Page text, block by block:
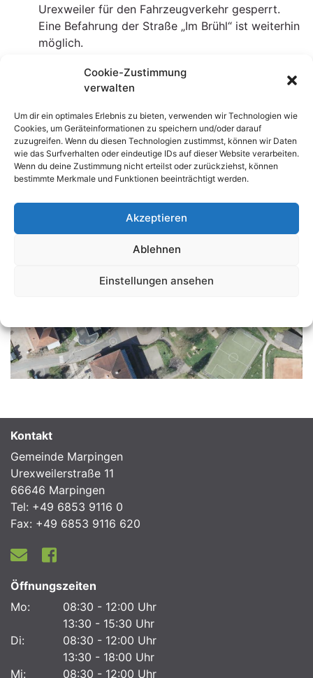
Cookie-Zustimmung
verwalten
Um dir ein optimales Erlebnis zu bieten, verwenden wir Technologien wie
Cookies, um Geräteinformationen zu speichern und/oder darauf
zuzugreifen. Wenn du diesen Technologien zustimmst, können wir Daten
wie das Surfverhalten oder eindeutige IDs auf dieser Website verarbeiten.
Wenn du deine Zustimmung nicht erteilst oder zurückziehst, können
bestimmte Merkmale und Funktionen beeinträchtigt werden.
Akzeptieren
Ablehnen
Einstellungen ansehen
Urexweiler für den Fahrzeugverkehr gesperrt.
Eine Befahrung der Straße „Im Brühl“ ist weiterhin
möglich.
amtlichen Verkehrszeichen in Kraft.
Zuwiderhandlungen gegen diese Anordnung
werden als Ordnungswidrigkeiten nach § 24
Straßenverkehrsgesetz (StVG) geahndet.
Kontakt
Gemeinde Marpingen
Urexweilerstraße 11
66646 Marpingen
Tel: +49 6853 9116 0
Fax: +49 6853 9116 620
Öffnungszeiten
Mo:
08:30 - 12:00 Uhr
13:30 - 15:30 Uhr
Di:
08:30 - 12:00 Uhr
13:30 - 18:00 Uhr
Mi:
08:30 - 12:00 Uhr